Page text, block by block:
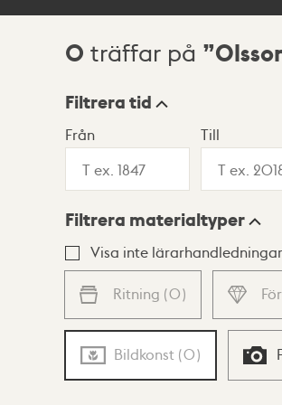
Sökresultat
0 träffar på
Visningsläge
Lista Karta
Filtrera tid
Från Till
Filtrera materialtyper
Visa inte lärarhandledningar
Ritning (0)
Bildkonst (0)